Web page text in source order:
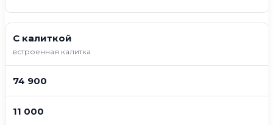
С калиткой
встроенная калитка
74 900
11 000